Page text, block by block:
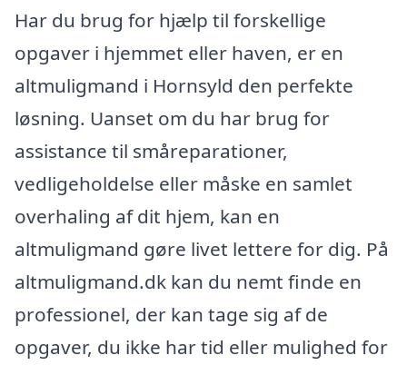
Har du brug for hjælp til forskellige
opgaver i hjemmet eller haven, er en
altmuligmand i Hornsyld den perfekte
løsning. Uanset om du har brug for
assistance til småreparationer,
vedligeholdelse eller måske en samlet
overhaling af dit hjem, kan en
altmuligmand gøre livet lettere for dig. På
altmuligmand.dk kan du nemt finde en
professionel, der kan tage sig af de
opgaver, du ikke har tid eller mulighed for